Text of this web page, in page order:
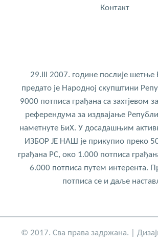
Контакт
29.III 2007. године послије
предато је Народној скупштини
9000 потписа грађана са захтјевом
референдума за издвајање
наметнуте БиХ. У досадашњим
ИЗБОР ЈЕ НАШ је прикупио преко
грађана РС, око 1.000 потписа
6.000 потписа путем интерента.
потписа се и даље
© 2017. Сва права задржана. |